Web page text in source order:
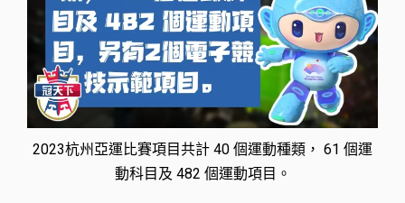
2023杭州亞運比賽項目共計 40 個運動種類， 61 個運
動科目及 482 個運動項目。